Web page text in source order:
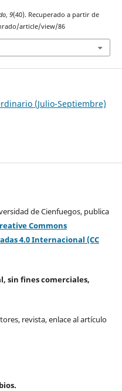
, 9(40). Recuperado a partir de
article/view/86
(Julio-Septiembre)
de Cienfuegos, publica
Commons
4.0 Internacional (CC
sin fines comerciales,
revista, enlace al artículo